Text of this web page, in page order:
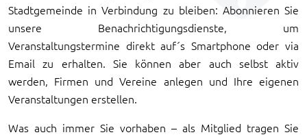
Stadtgemeinde in Verbindung zu bleiben: Abonnieren Sie
unsere Benachrichtigungsdienste, um
Veranstaltungstermine direkt auf´s Smartphone oder via
Email zu erhalten. Sie können aber auch selbst aktiv
werden, Firmen und Vereine anlegen und Ihre eigenen
Veranstaltungen erstellen.
Was auch immer Sie vorhaben – als Mitglied tragen Sie